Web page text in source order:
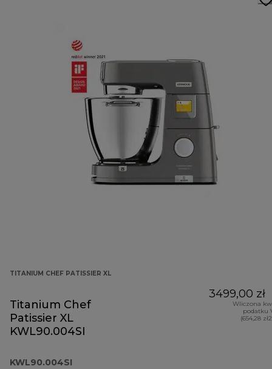
TITANIUM CHEF PATISSIER XL
Titanium Chef
Patissier XL
KWL90.004SI
KWL90.004SI
3499,00 zł
Wliczona
podatku
(654,28